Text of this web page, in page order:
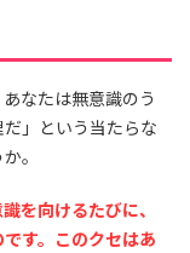
なたは無意識のう
」という当たらな
。
を向けるたびに、
す。このクセはあ